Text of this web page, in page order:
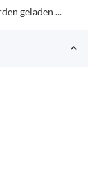
geladen ...